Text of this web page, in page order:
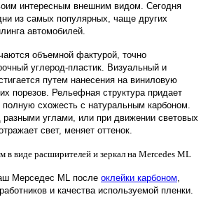
интересным внешним видом. Сегодня
из самых популярных, чаще других
автомобилей.
объемной фактурой, точно
углерод-пластик. Визуальный и
путем нанесения на виниловую
порезов. Рельефная структура придает
полную схожесть с натуральным карбоном.
разными углами, или при движении световых
свет, меняет оттенок.
в виде расширителей и зеркал на Mercedes ML
Мерседес ML после оклейки карбоном,
и качества используемой пленки.